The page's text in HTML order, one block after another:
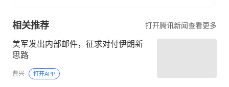
相关推荐 打开腾讯新闻查看更多
美军发出内部邮件，征求对付伊朗新
思路
曹兴 打开APP